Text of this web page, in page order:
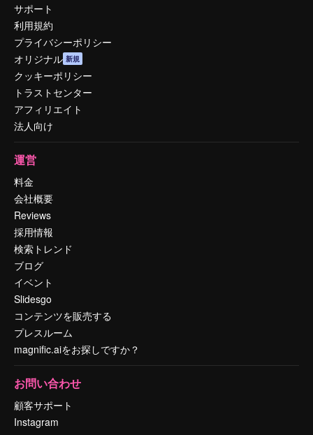
サポート
利用規約
プライバシーポリシー
オリジナル 新規
クッキーポリシー
トラストセンター
アフィリエイト
法人向け
運営
料金
会社概要
Reviews
採用情報
検索トレンド
ブログ
イベント
Slidesgo
コンテンツを販売する
プレスルーム
magnific.aiをお探しですか？
お問い合わせ
顧客サポート
Instagram